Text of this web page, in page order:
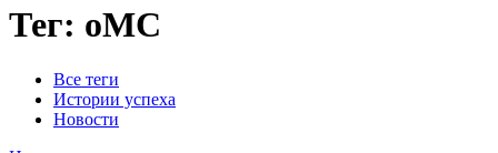
Тег: оМС
Все теги
Истории успеха
Новости